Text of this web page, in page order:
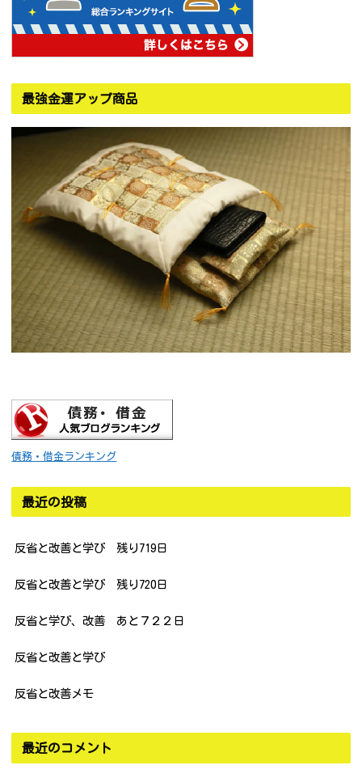
最強金運アップ商品
債務・借金ランキング
最近の投稿
反省と改善と学び 残り719日
反省と改善と学び 残り720日
反省と学び、改善 あと７２２日
反省と改善と学び
反省と改善メモ
最近のコメント